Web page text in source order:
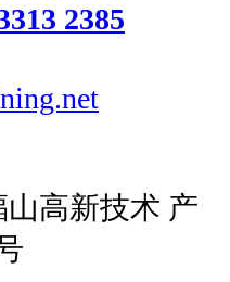
2385
高新技术 产